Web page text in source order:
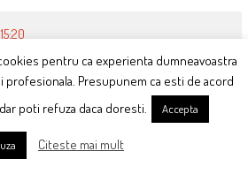
de ieri seara cu ponta, crin, dan
cuminte, nicio intrebare mai
de campanie adusa in discutie…l-a
generalitati…asta e modelul de
pentru ca experienta dumneavoastra
profesionala. Presupunem ca esti de acord
poti refuza daca doresti.
Accepta
Citeste mai mult